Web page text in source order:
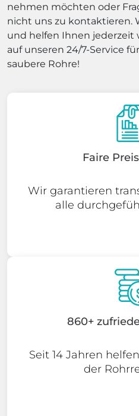
nehmen möchten oder
nicht uns zu kontaktieren.
und helfen Ihnen jederzeit
auf unseren 24/7-Service
saubere Rohre!
Faire
Wir garantieren
alle
860+
Seit 14 Jahren
der